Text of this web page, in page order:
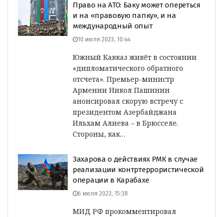
Право на АТО: Баку может опереться
и на «правовую папку», и на
международный опыт
10 июля 2023, 10:44
Южный Кавказ живёт в состоянии
«дипломатического обратного
отсчета». Премьер-министр
Армении Никол Пашинин
анонсировал скорую встречу с
президентом Азербайджана
Ильхам Алиева – в Брюсселе.
Стороны, как…
Захарова о действиях РМК в случае
реализации контртеррористической
операции в Карабахе
6 июля 2023, 15:38
МИД РФ прокомментировал